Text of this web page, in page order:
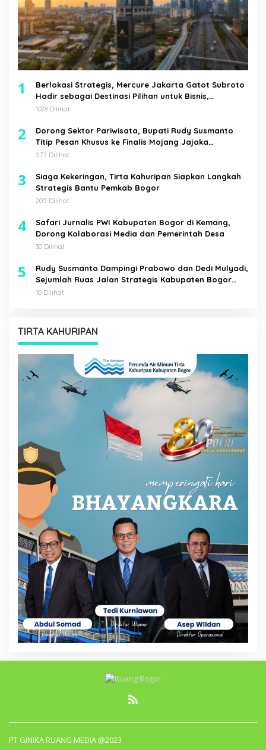
1
Berlokasi Strategis, Mercure Jakarta Gatot Subroto
Hadir sebagai Destinasi Pilihan untuk Bisnis,
Staycation, Meeting, dan Kuliner di Jakarta Selatan
1078 Dilihat
2
Dorong Sektor Pariwisata, Bupati Rudy Susmanto
Titip Pesan Khusus ke Finalis Mojang Jajaka
Kabupaten Bogor
577 Dilihat
3
Siaga Kekeringan, Tirta Kahuripan Siapkan Langkah
Strategis Bantu Pemkab Bogor
205 Dilihat
4
Safari Jurnalis PWI Kabupaten Bogor di Kemang,
Dorong Kolaborasi Media dan Pemerintah Desa
30 Dilihat
5
Rudy Susmanto Dampingi Prabowo dan Dedi Mulyadi,
Sejumlah Ruas Jalan Strategis Kabupaten Bogor
Diresmikan
10 Dilihat
TIRTA KAHURIPAN
PT GINIKA RUANG MEDIA @2023